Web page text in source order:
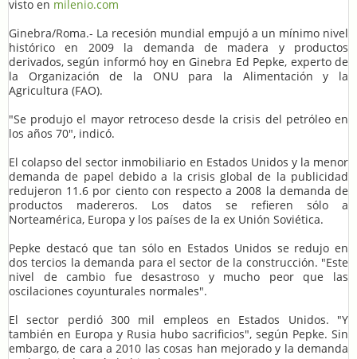
visto en milenio.com
Ginebra/Roma.- La recesión mundial empujó a un mínimo nivel
histórico en 2009 la demanda de madera y productos
derivados, según informó hoy en Ginebra Ed Pepke, experto de
la Organización de la ONU para la Alimentación y la
Agricultura (FAO).
"Se produjo el mayor retroceso desde la crisis del petróleo en
los años 70", indicó.
El colapso del sector inmobiliario en Estados Unidos y la menor
demanda de papel debido a la crisis global de la publicidad
redujeron 11.6 por ciento con respecto a 2008 la demanda de
productos madereros. Los datos se refieren sólo a
Norteamérica, Europa y los países de la ex Unión Soviética.
Pepke destacó que tan sólo en Estados Unidos se redujo en
dos tercios la demanda para el sector de la construcción. "Este
nivel de cambio fue desastroso y mucho peor que las
oscilaciones coyunturales normales".
El sector perdió 300 mil empleos en Estados Unidos. "Y
también en Europa y Rusia hubo sacrificios", según Pepke. Sin
embargo, de cara a 2010 las cosas han mejorado y la demanda